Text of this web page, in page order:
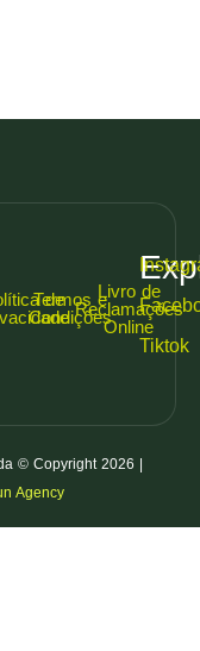
de
Termos e
Condições
Livro de
Reclamações
Online
Tiktok
© Copyright 2026 |
Agency